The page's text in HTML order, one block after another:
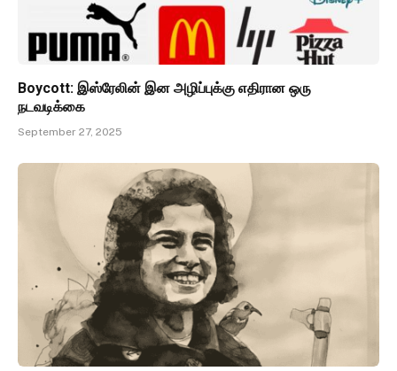
Boycott: இஸ்ரேலின் இன அழிப்புக்கு எதிரான ஒரு
நடவடிக்கை
September 27, 2025